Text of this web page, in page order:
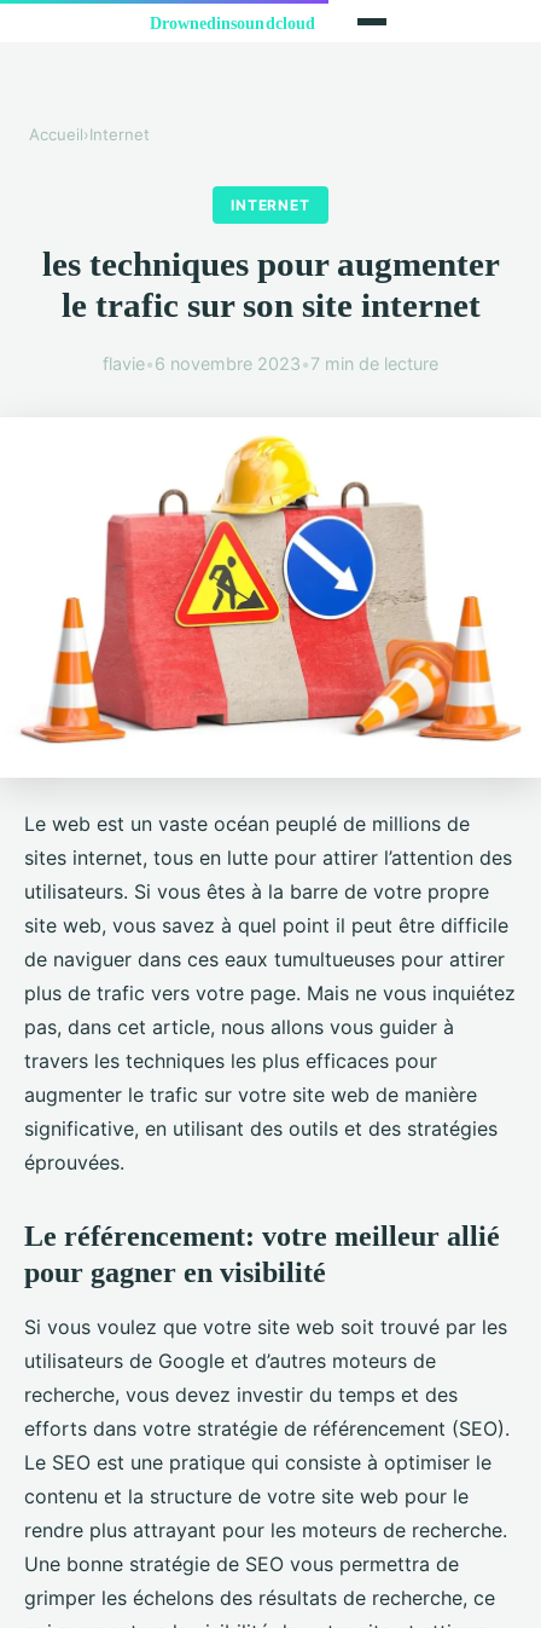
Accueil›Internet
INTERNET
les techniques pour augmenter
le trafic sur son site internet
flavie•6 novembre 2023•7 min de lecture
Le web est un vaste océan peuplé de millions de
sites internet, tous en lutte pour attirer l’attention des
utilisateurs. Si vous êtes à la barre de votre propre
site web, vous savez à quel point il peut être difficile
de naviguer dans ces eaux tumultueuses pour attirer
plus de trafic vers votre page. Mais ne vous inquiétez
pas, dans cet article, nous allons vous guider à
travers les techniques les plus efficaces pour
augmenter le trafic sur votre site web de manière
significative, en utilisant des outils et des stratégies
éprouvées.
Le référencement: votre meilleur allié
pour gagner en visibilité
Si vous voulez que votre site web soit trouvé par les
utilisateurs de Google et d’autres moteurs de
recherche, vous devez investir du temps et des
efforts dans votre stratégie de référencement (SEO).
Le SEO est une pratique qui consiste à optimiser le
contenu et la structure de votre site web pour le
rendre plus attrayant pour les moteurs de recherche.
Une bonne stratégie de SEO vous permettra de
grimper les échelons des résultats de recherche, ce